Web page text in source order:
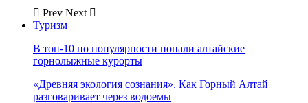
Prev Next
Туризм
В топ-10 по популярности попали алтайские
горнолыжные курорты
«Древняя экология сознания». Как Горный Алтай
разговаривает через водоемы